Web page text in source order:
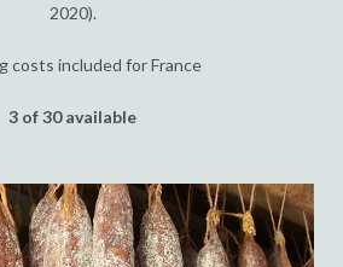
2020).
costs included for France
3 of 30 available